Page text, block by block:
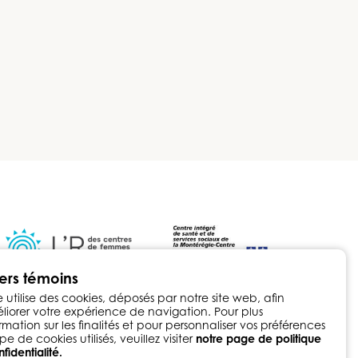
web par
témoins
utilise des cookies, déposés par notre site web, afin
votre expérience de navigation. Pour plus
sur les finalités et pour personnaliser vos préférences
de cookies utilisés, veuillez visiter notre page de politique